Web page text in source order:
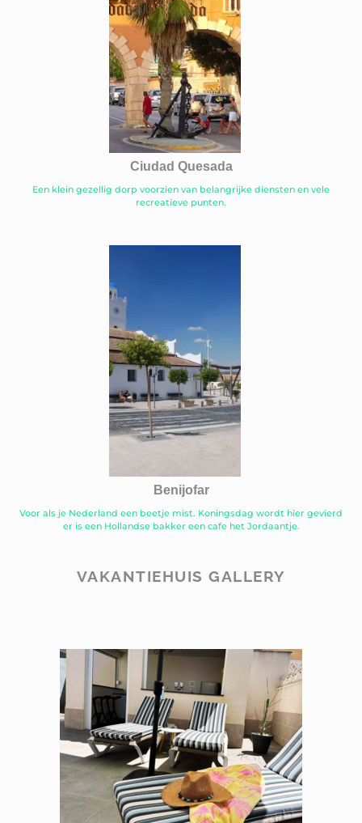
Ciudad Quesada
Een klein gezellig dorp voorzien van belangrijke diensten en vele
recreatieve punten.
Benijofar
Voor als je Nederland een beetje mist. Koningsdag wordt hier gevierd
er is een Hollandse bakker een cafe het Jordaantje.
VAKANTIEHUIS GALLERY